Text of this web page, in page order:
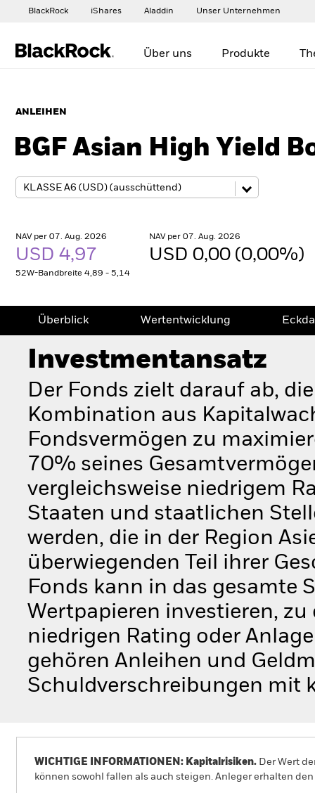
BlackRock iShares Aladdin Unser Unternehmen
Über uns Produkte
ANLEIHEN
BGF Asian High Yield
NAV per 07. Aug. 2026
USD 4,97
52W-Bandbreite 4,89 - 5,14
NAV per 07. Aug. 2026
USD 0,00 (0,00%)
Überblick Wertentwicklung
Investmentansatz
Der Fonds zielt darauf ab,
Kombination aus
Fondsvermögen zu
70% seines
vergleichsweise niedrigem
Staaten und staatlichen
werden, die in der Region
überwiegenden Teil ihrer
Fonds kann in das gesamte
Wertpapieren investieren,
niedrigen Rating oder
gehören Anleihen und
Schuldverschreibungen mit
WICHTIGE INFORMATIONEN: Kapitalrisiken. Der Wert
können sowohl fallen als auch steigen. Anleger erhalten